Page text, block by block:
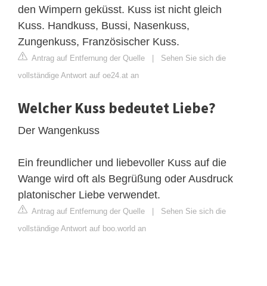
den Wimpern geküsst. Kuss ist nicht gleich
Kuss. Handkuss, Bussi, Nasenkuss,
Zungenkuss, Französischer Kuss.
Antrag auf Entfernung der Quelle
Sehen Sie sich die
vollständige Antwort auf oe24.at an
Welcher Kuss bedeutet Liebe?
Der Wangenkuss
Ein freundlicher und liebevoller Kuss auf die
Wange wird oft als Begrüßung oder Ausdruck
platonischer Liebe verwendet.
Antrag auf Entfernung der Quelle
Sehen Sie sich die
vollständige Antwort auf boo.world an